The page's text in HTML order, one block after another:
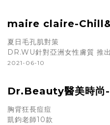
maire claire-
夏日毛孔肌對策
DR.WU針對亞洲女性膚質 推
2021-06-10
Dr.Beauty醫美時尚-
胸背狂長痘痘
凱鈞老師10款